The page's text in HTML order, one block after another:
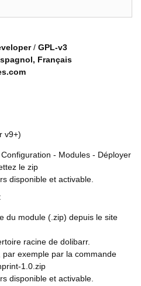
/ GPL-v3
Français
v9+)
- Modules - Déployer
le zip
disponible et activable.
du module (.zip) depuis le site
racine de dolibarr.
exemple par la commande
1.0.zip
disponible et activable.